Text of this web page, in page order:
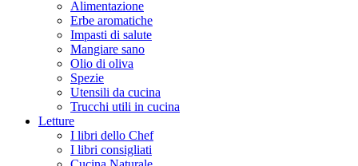
Alimentazione
Erbe aromatiche
Impasti di salute
Mangiare sano
Olio di oliva
Spezie
Utensili da cucina
Trucchi utili in cucina
Letture
I libri dello Chef
I libri consigliati